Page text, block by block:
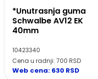
*Unutrasnja guma
Schwalbe AV12 EK
40mm
10423340
Cena u radnji: 700 RSD
Web cena: 630 RSD